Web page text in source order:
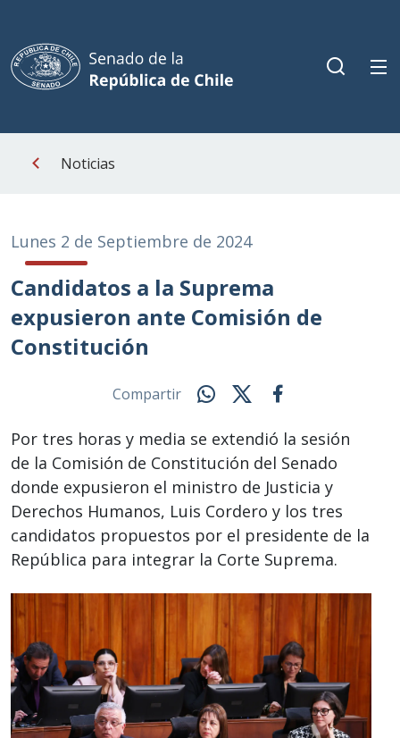
Noticias
Lunes 2 de Septiembre de 2024
Candidatos a la Suprema
expusieron ante Comisión de
Constitución
Compartir
Por tres horas y media se extendió la sesión
de la Comisión de Constitución del Senado
donde expusieron el ministro de Justicia y
Derechos Humanos, Luis Cordero y los tres
candidatos propuestos por el presidente de la
República para integrar la Corte Suprema.